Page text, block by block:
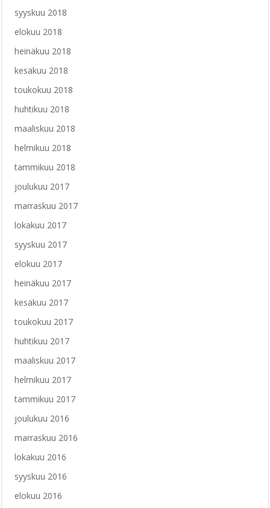
syyskuu 2018
elokuu 2018
heinäkuu 2018
kesäkuu 2018
toukokuu 2018
huhtikuu 2018
maaliskuu 2018
helmikuu 2018
tammikuu 2018
joulukuu 2017
marraskuu 2017
lokakuu 2017
syyskuu 2017
elokuu 2017
heinäkuu 2017
kesäkuu 2017
toukokuu 2017
huhtikuu 2017
maaliskuu 2017
helmikuu 2017
tammikuu 2017
joulukuu 2016
marraskuu 2016
lokakuu 2016
syyskuu 2016
elokuu 2016